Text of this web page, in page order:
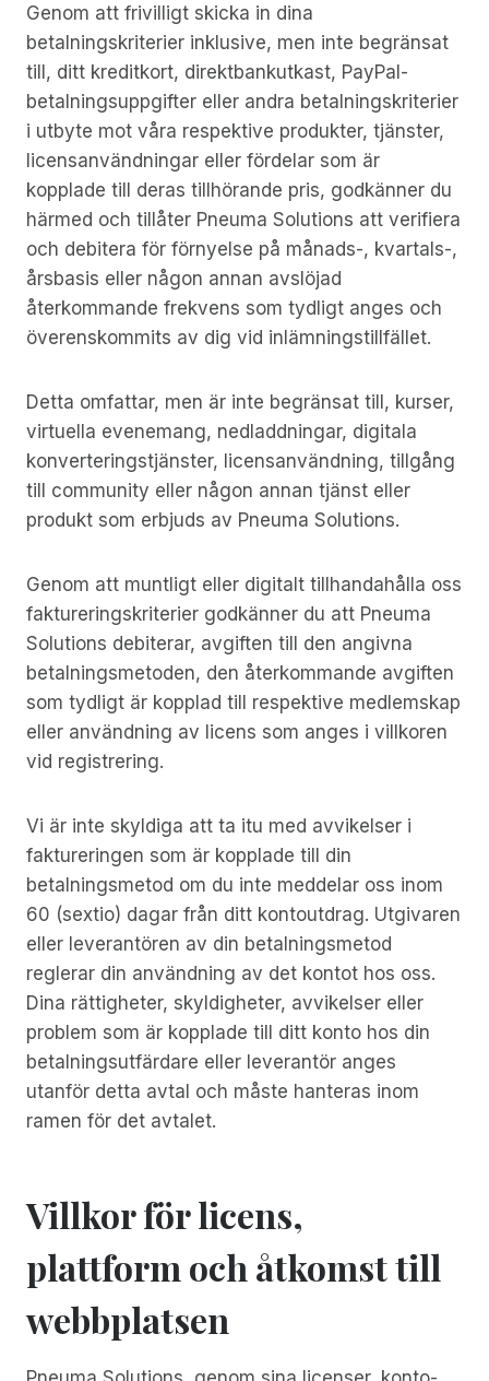
Genom att frivilligt skicka in dina
betalningskriterier inklusive, men inte begränsat
till, ditt kreditkort, direktbankutkast, PayPal-
betalningsuppgifter eller andra betalningskriterier
i utbyte mot våra respektive produkter, tjänster,
licensanvändningar eller fördelar som är
kopplade till deras tillhörande pris, godkänner du
härmed och tillåter Pneuma Solutions att verifiera
och debitera för förnyelse på månads-, kvartals-,
årsbasis eller någon annan avslöjad
återkommande frekvens som tydligt anges och
överenskommits av dig vid inlämningstillfället.
Detta omfattar, men är inte begränsat till, kurser,
virtuella evenemang, nedladdningar, digitala
konverteringstjänster, licensanvändning, tillgång
till community eller någon annan tjänst eller
produkt som erbjuds av Pneuma Solutions.
Genom att muntligt eller digitalt tillhandahålla oss
faktureringskriterier godkänner du att Pneuma
Solutions debiterar, avgiften till den angivna
betalningsmetoden, den återkommande avgiften
som tydligt är kopplad till respektive medlemskap
eller användning av licens som anges i villkoren
vid registrering.
Vi är inte skyldiga att ta itu med avvikelser i
faktureringen som är kopplade till din
betalningsmetod om du inte meddelar oss inom
60 (sextio) dagar från ditt kontoutdrag. Utgivaren
eller leverantören av din betalningsmetod
reglerar din användning av det kontot hos oss.
Dina rättigheter, skyldigheter, avvikelser eller
problem som är kopplade till ditt konto hos din
betalningsutfärdare eller leverantör anges
utanför detta avtal och måste hanteras inom
ramen för det avtalet.
Villkor för licens,
plattform och åtkomst till
webbplatsen